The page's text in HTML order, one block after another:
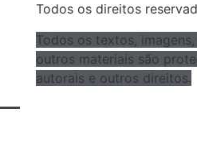
Todos os direitos
Todos os textos,
outros materiais são
autorais e outros direitos.